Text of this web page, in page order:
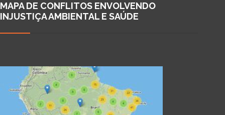
MAPA DE CONFLITOS ENVOLVENDO
INJUSTIÇA AMBIENTAL E SAÚDE